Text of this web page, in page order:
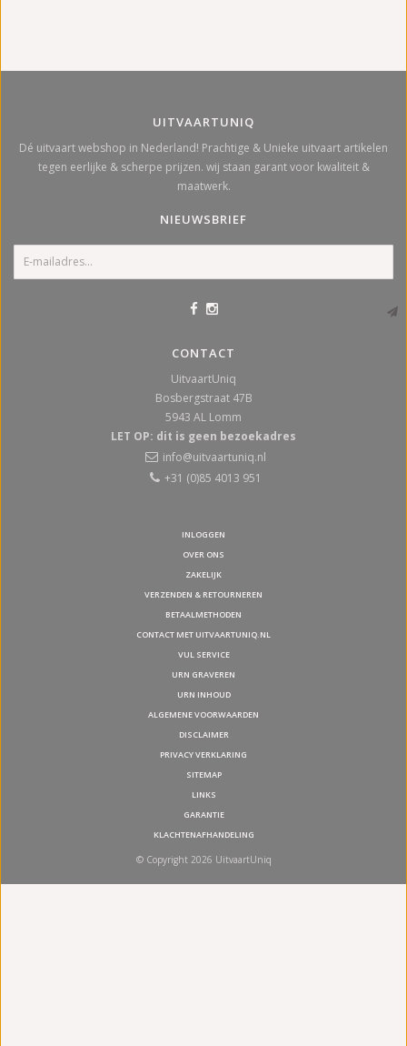
UITVAARTUNIQ
Dé uitvaart webshop in Nederland! Prachtige & Unieke uitvaart artikelen
tegen eerlijke & scherpe prijzen. wij staan garant voor kwaliteit &
maatwerk.
NIEUWSBRIEF
CONTACT
UitvaartUniq
Bosbergstraat 47B
5943 AL Lomm
LET OP: dit is geen bezoekadres
info@uitvaartuniq.nl
+31 (0)85 4013 951
INLOGGEN
OVER ONS
ZAKELIJK
VERZENDEN & RETOURNEREN
BETAALMETHODEN
CONTACT MET UITVAARTUNIQ.NL
VUL SERVICE
URN GRAVEREN
URN INHOUD
ALGEMENE VOORWAARDEN
DISCLAIMER
PRIVACY VERKLARING
SITEMAP
LINKS
GARANTIE
KLACHTENAFHANDELING
© Copyright 2026 UitvaartUniq